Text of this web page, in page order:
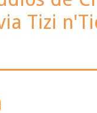
Tizi